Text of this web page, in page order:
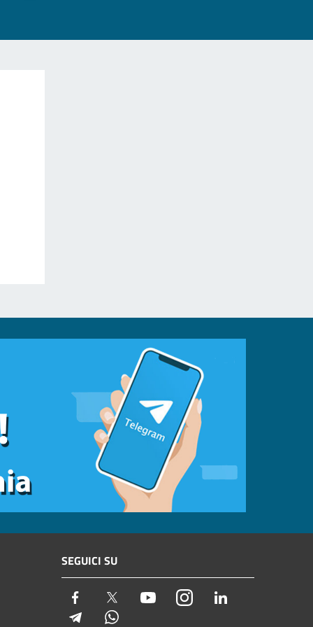
SEGUICI SU
Facebook Twitter YoutubeInstagram
Telegram